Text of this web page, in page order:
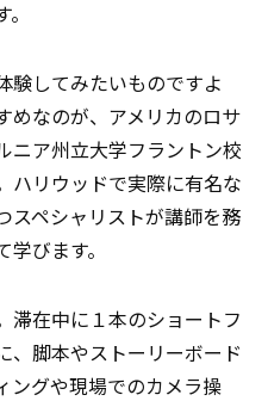
験してみたいものですよ
めなのが、アメリカのロサ
ニア州立大学フラントン校
ハリウッドで実際に有名な
スペシャリストが講師を務
びます。
滞在中に１本のショートフ
、脚本やストーリーボード
ングや現場でのカメラ操